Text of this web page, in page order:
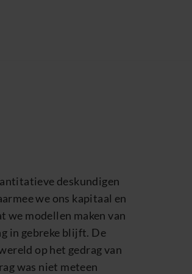
deskundigen
we ons kapitaal en
we modellen maken van
in gebreke blijft. De
op het gedrag van
was niet meteen